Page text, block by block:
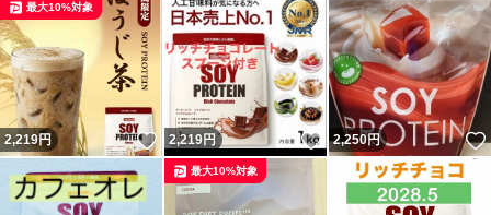
2,219円 いいね！
最大10%対象
2,219円 いいね！
2,250円
最大10%対象